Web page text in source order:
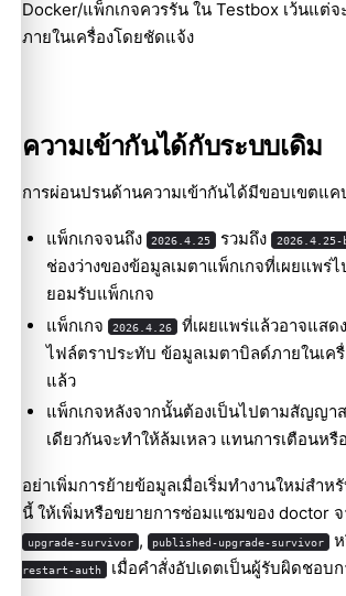
Docker/แพ็กเกจควรรัน ใน Testbox เว้นแต่
ภายในเครื่องโดยชัดแจ้ง
ความเข้ากันได้กับระบบเดิม
การผ่อนปรนด้านความเข้ากันได้มีขอบเขตแค
แพ็กเกจจนถึง 2026.4.25 รวมถึง
ช่องว่างของข้อมูลเมตาแพ็กเกจที่เผยแพร่
ยอมรับแพ็กเกจ
แพ็กเกจ
2026.4.26
ที่เผยแพร่แล้วอาจแสด
ไฟล์ตราประทับ ข้อมูลเมตาบิลด์ภายในเค
แล้ว
แพ็กเกจหลังจากนั้นต้องเป็นไปตามสัญญา
เดียวกันจะทำให้ล้มเหลว แทนการเตือนหรื
อย่าเพิ่มการย้ายข้อมูลเมื่อเริ่มทำงานใหม่สำห
นี้ ให้เพิ่มหรือขยายการซ่อมแซมของ doctor
upgrade-survivor , published-upgrade-survivor
restart-auth เมื่อคำสั่งอัปเดตเป็นผู้รับผิดชอบก